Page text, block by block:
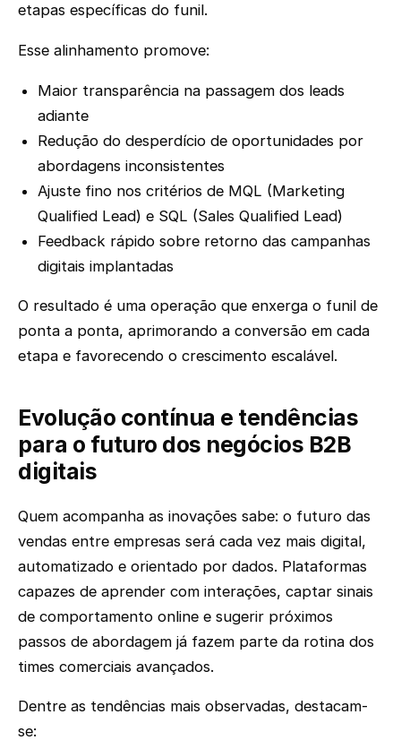
etapas específicas do funil.
Esse alinhamento promove:
Maior transparência na passagem dos leads
adiante
Redução do desperdício de oportunidades por
abordagens inconsistentes
Ajuste fino nos critérios de MQL (Marketing
Qualified Lead) e SQL (Sales Qualified Lead)
Feedback rápido sobre retorno das campanhas
digitais implantadas
O resultado é uma operação que enxerga o funil de
ponta a ponta, aprimorando a conversão em cada
etapa e favorecendo o crescimento escalável.
Evolução contínua e tendências
para o futuro dos negócios B2B
digitais
Quem acompanha as inovações sabe: o futuro das
vendas entre empresas será cada vez mais digital,
automatizado e orientado por dados. Plataformas
capazes de aprender com interações, captar sinais
de comportamento online e sugerir próximos
passos de abordagem já fazem parte da rotina dos
times comerciais avançados.
Dentre as tendências mais observadas, destacam-
se: